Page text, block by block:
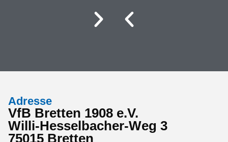
Adresse
VfB Bretten 1908 e.V.
Willi-Hesselbacher-Weg 3
75015 Bretten